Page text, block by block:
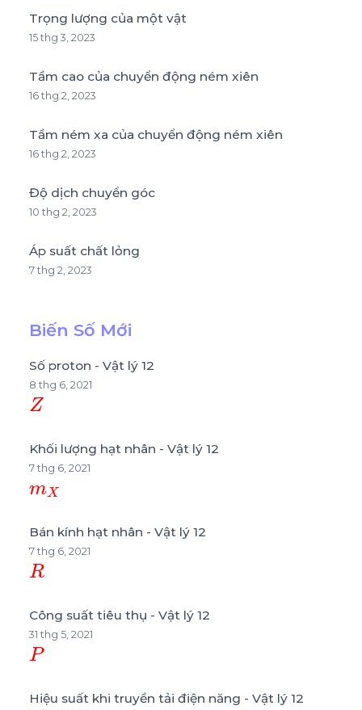
Trọng lượng của một vật
15 thg 3, 2023
Tầm cao của chuyển động ném xiên
16 thg 2, 2023
Tầm ném xa của chuyển động ném xiên
16 thg 2, 2023
Độ dịch chuyển góc
10 thg 2, 2023
Áp suất chất lỏng
7 thg 2, 2023
Biến Số Mới
Số proton - Vật lý 12
8 thg 6, 2021
Z
Khối lượng hạt nhân - Vật lý 12
7 thg 6, 2021
mX
Bán kính hạt nhân - Vật lý 12
7 thg 6, 2021
R
Công suất tiêu thụ - Vật lý 12
31 thg 5, 2021
P
Hiệu suất khi truyền tải điện năng - Vật lý 12